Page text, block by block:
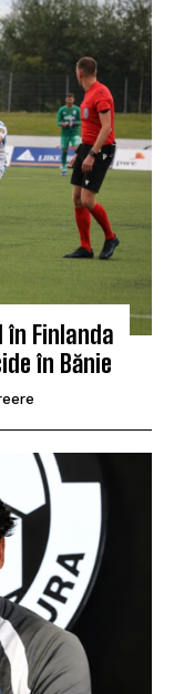
Finlanda
în Bănie